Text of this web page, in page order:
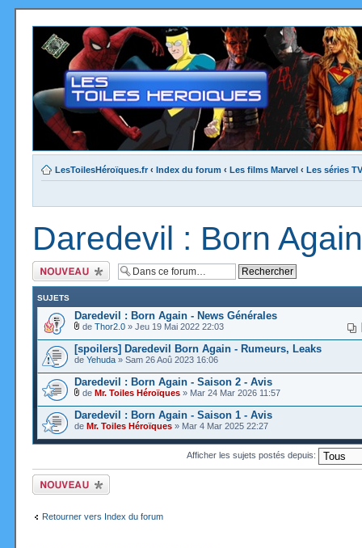
LesToilesHéroïques.fr ‹ Index du forum ‹ Les films Marvel ‹ Les séries
Daredevil : Born Again
Ecrire un nouveau
sujet
SUJETS
Daredevil : Born Again - News Générales
de Thor2.0 » Jeu 19 Mai 2022 22:03
[spoilers] Daredevil Born Again - Rumeurs, Leaks
de Yehuda » Sam 26 Aoû 2023 16:06
Daredevil : Born Again - Saison 2 - Avis
de Mr. Toiles Héroïques » Mar 24 Mar 2026 11:57
Daredevil : Born Again - Saison 1 - Avis
de Mr. Toiles Héroïques » Mar 4 Mar 2025 22:27
Afficher les sujets postés depuis:
Ecrire un nouveau
sujet
Retourner vers Index du forum